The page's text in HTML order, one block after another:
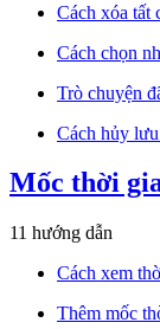
Cách xóa tất
Cách chọn
Trò chuyện
Cách hủy
Mốc thời
11 hướng dẫn
Cách xem
Thêm mốc